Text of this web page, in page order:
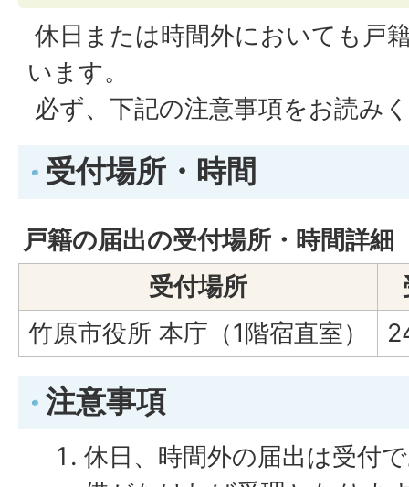
休日または時間外においても戸
います。
必ず、下記の注意事項をお読み
受付場所・時間
戸籍の届出の受付場所・時間詳細
受付場所
竹原市役所 本庁（1階宿直室）
注意事項
休日、時間外の届出は受付